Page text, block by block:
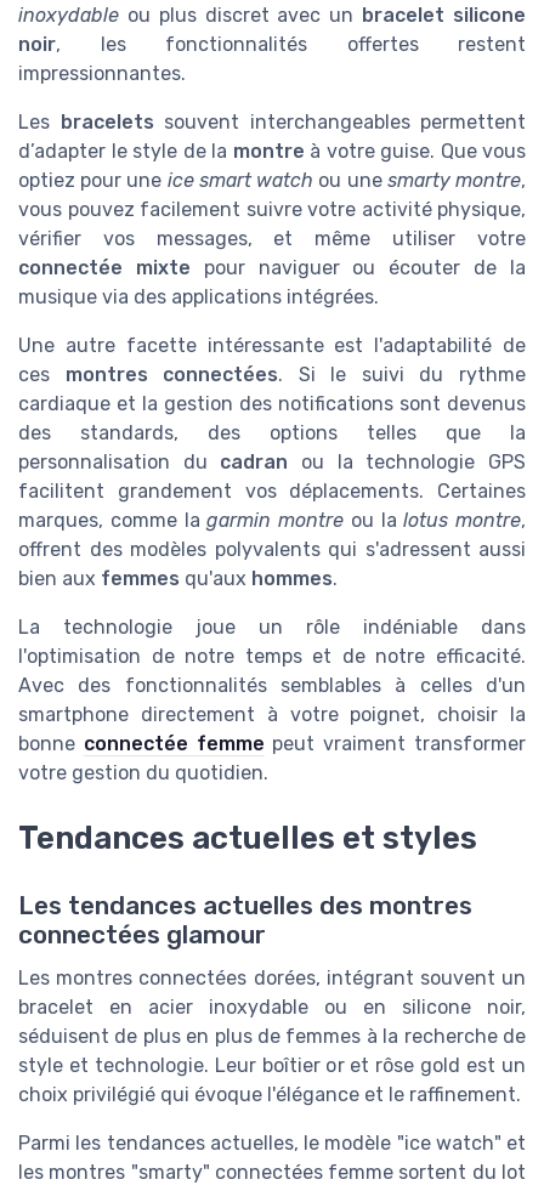
inoxydable ou plus discret avec un bracelet silicone
noir, les fonctionnalités offertes restent
impressionnantes.
Les bracelets souvent interchangeables permettent
d’adapter le style de la montre à votre guise. Que vous
optiez pour une ice smart watch ou une smarty montre,
vous pouvez facilement suivre votre activité physique,
vérifier vos messages, et même utiliser votre
connectée mixte pour naviguer ou écouter de la
musique via des applications intégrées.
Une autre facette intéressante est l'adaptabilité de
ces montres connectées. Si le suivi du rythme
cardiaque et la gestion des notifications sont devenus
des standards, des options telles que la
personnalisation du cadran ou la technologie GPS
facilitent grandement vos déplacements. Certaines
marques, comme lagarmin montre ou lalotus montre,
offrent des modèles polyvalents qui s'adressent aussi
bien aux femmes qu'aux hommes.
La technologie joue un rôle indéniable dans
l'optimisation de notre temps et de notre efficacité.
Avec des fonctionnalités semblables à celles d'un
smartphone directement à votre poignet, choisir la
bonne connectée femme peut vraiment transformer
votre gestion du quotidien.
Tendances actuelles et styles
Les tendances actuelles des montres
connectées glamour
Les montres connectées dorées, intégrant souvent un
bracelet en acier inoxydable ou en silicone noir,
séduisent de plus en plus de femmes à la recherche de
style et technologie. Leur boîtier or et rôse gold est un
choix privilégié qui évoque l'élégance et le raffinement.
Parmi les tendances actuelles, le modèle "ice watch" et
les montres "smarty" connectées femme sortent du lot